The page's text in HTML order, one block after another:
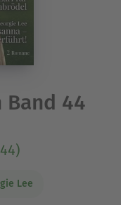
Band 44
Lee